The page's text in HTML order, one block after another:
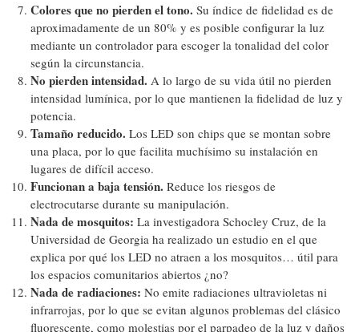
Colores que no pierden el tono. Su índice de fidelidad es de
aproximadamente de un 80% y es posible configurar la luz
mediante un controlador para escoger la tonalidad del color
según la circunstancia.
No pierden intensidad. A lo largo de su vida útil no pierden
intensidad lumínica, por lo que mantienen la fidelidad de luz y
potencia.
Tamaño reducido. Los LED son chips que se montan sobre
una placa, por lo que facilita muchísimo su instalación en
lugares de difícil acceso.
Funcionan a baja tensión. Reduce los riesgos de
electrocutarse durante su manipulación.
Nada de mosquitos: La investigadora Schocley Cruz, de la
Universidad de Georgia ha realizado un estudio en el que
explica por qué los LED no atraen a los mosquitos… útil para
los espacios comunitarios abiertos ¿no?
Nada de radiaciones: No emite radiaciones ultravioletas ni
infrarrojas, por lo que se evitan algunos problemas del clásico
fluorescente, como molestias por el parpadeo de la luz y daños